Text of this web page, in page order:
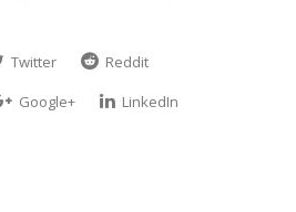
Twitter
Reddit
Google+
LinkedIn